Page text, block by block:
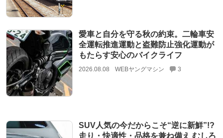
愛車と自分を守る秋の約束。二輪車安
全運転推進運動と盗難防止強化運動が
もたらす安心のバイクライフ
2026.08.08 WEBヤングマシン 3
SUV人気の今だからこそ“逆に新鮮”!?
走り・快適性・品格を兼ね備え むしろ